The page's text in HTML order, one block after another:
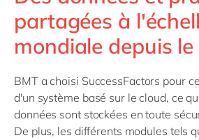
partagées à
mondiale depuis
BMT a choisi SuccessFactors pour
d'un système basé sur le cloud, ce
données sont stockées en toute
De plus, les différents modules tels